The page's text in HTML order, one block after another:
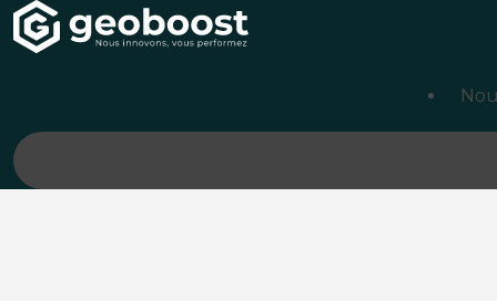
Panneau de gestion des cookies